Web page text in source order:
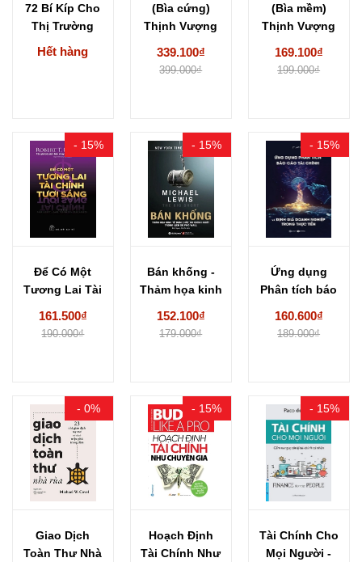
72 Bí Kíp Cho
Thị Trường
Chứng
Khoán...
Hết hàng
(Bìa cứng)
Thịnh Vượng
339.100₫
399.000₫
(Bìa mềm)
Thịnh Vượng
169.100₫
199.000₫
- 15%
Để Có Một
Tương Lai Tài
161.500₫
190.000₫
- 15%
Bán khống -
Thảm họa kinh
152.100₫
179.000₫
- 15%
Ứng dụng
Phân tích báo
160.600₫
189.000₫
- 0%
Giao Dịch
Toàn Thư Nhà
- 15%
Hoạch Định
Tài Chính Như
- 15%
Tài Chính Cho
Mọi Người -